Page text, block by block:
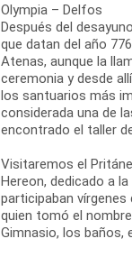
Olympia – Delfos
Después del
que datan del año
Atenas, aunque la
ceremonia y desde
los santuarios más
considerada una de
encontrado el taller
Visitaremos el
Hereon, dedicado a
participaban vírgenes
quien tomó el
Gimnasio, los baños,